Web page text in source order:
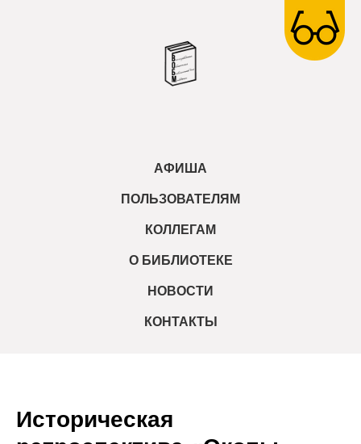
АФИША
ПОЛЬЗОВАТЕЛЯМ
КОЛЛЕГАМ
О БИБЛИОТЕКЕ
НОВОСТИ
КОНТАКТЫ
Историческая